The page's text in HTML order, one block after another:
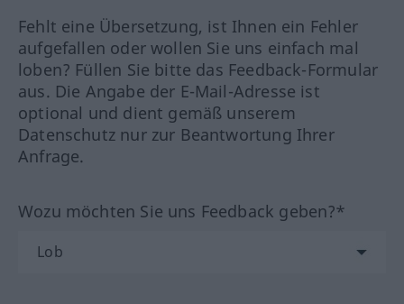
Fehlt eine Übersetzung, ist Ihnen ein Fehler
aufgefallen oder wollen Sie uns einfach mal
loben? Füllen Sie bitte das Feedback-Formular
aus. Die Angabe der E-Mail-Adresse ist
optional und dient gemäß unserem
Datenschutz nur zur Beantwortung Ihrer
Anfrage.
Wozu möchten Sie uns Feedback geben?*